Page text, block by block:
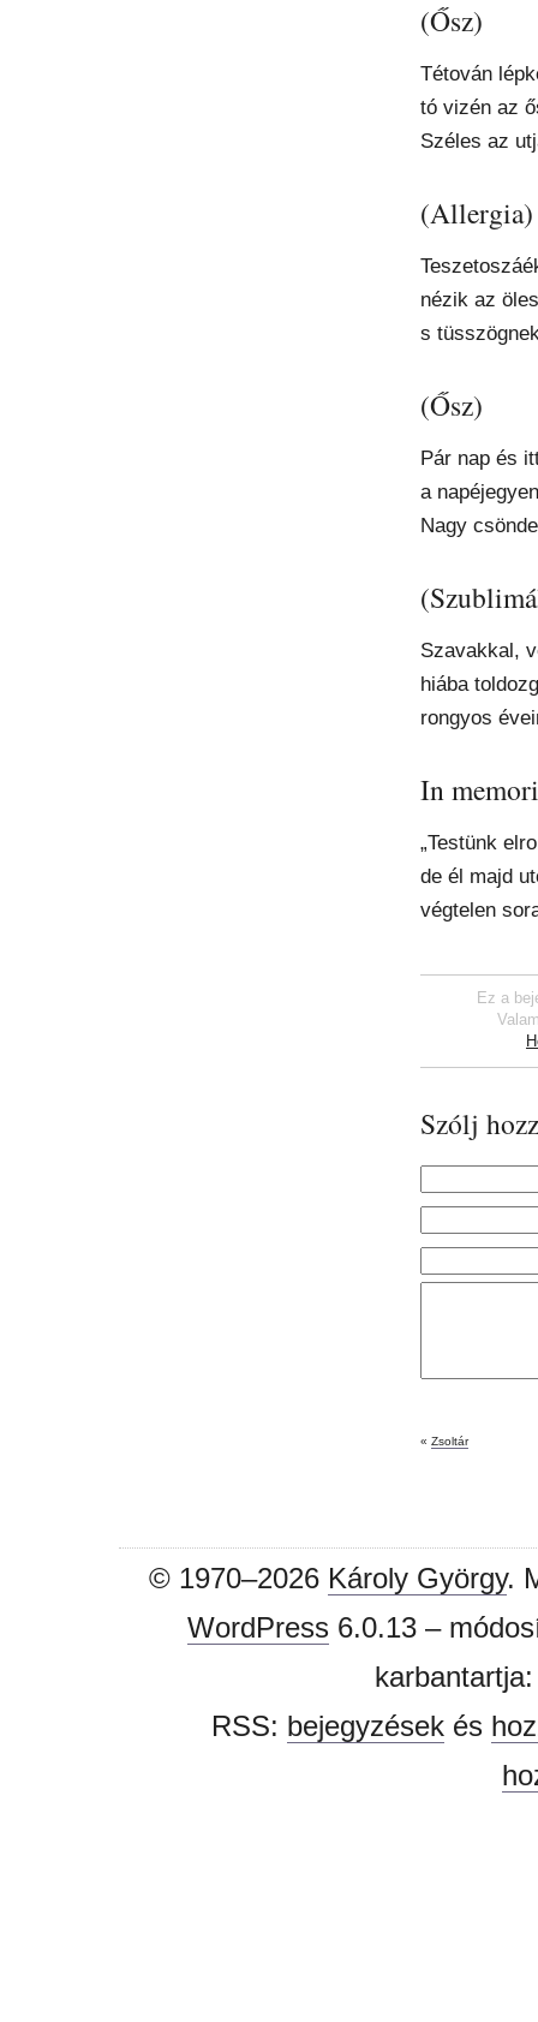
(Ősz)
Tétován
tó vizén az
Széles az
(Allergia)
nézik az
s
(Ősz)
Pár nap és
a
Nagy
Szavakkal,
hiába
rongyos
In
„Testünk
de él majd
végtelen
Ez a
Szólj
« Zsoltár
© 1970–2026 Károly György.
WordPress6.0.13 –
RSS: bejegyzésekés